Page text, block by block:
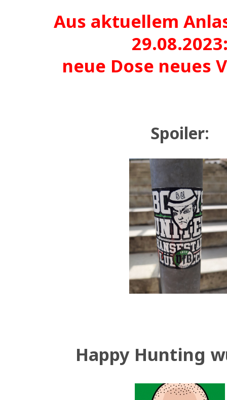
Aus aktuellem
neue Dose neues
Spoiler:
Happy Hunting